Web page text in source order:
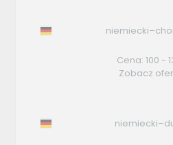
Cena: 100 -
Zobacz